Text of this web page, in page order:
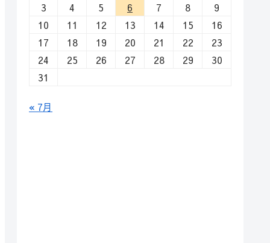
3
4 5 6 7 8
9
10
11 12 13 14 15
16
17
18 19 20 21 22
23
24
25 26 27 28 29
30
31
« 7月